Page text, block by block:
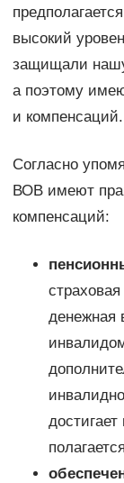
высокий
защищали
а поэтому
и компенсаций.
Согласно
ВОВ имеют
компенсаций:
денежная